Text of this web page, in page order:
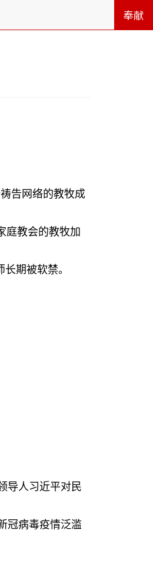
奉献
告网络的教牧成
庭教会的教牧加
期被软禁。
导人习近平对民
冠病毒疫情泛滥